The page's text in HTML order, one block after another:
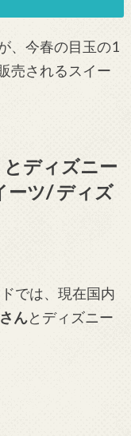
、今春の目玉の1
売されるスイー
とディズニー
ーツ/ ディズ
では、現在国内
んとディズニー